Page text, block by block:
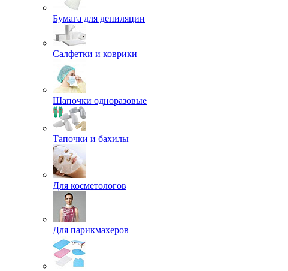
Бумага для депиляции
Салфетки и коврики
Шапочки одноразовые
Тапочки и бахилы
Для косметологов
Для парикмахеров